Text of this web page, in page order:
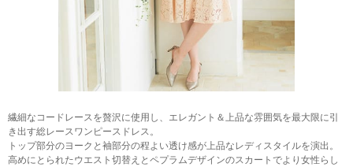
繊細なコードレースを贅沢に使用し、エレガント＆上品な雰囲気を最大限に引
き出す総レースワンピースドレス。
トップ部分のヨークと袖部分の程よい透け感が上品なレディスタイルを演出。
高めにとられたウエスト切替えとペプラムデザインのスカートでより女性らし